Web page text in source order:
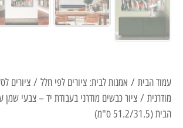
עמוד הבית / אמנות לבית: ציורים לפי חלל / ציורים
מודרנית / ציור כבשים מודרני בעבודת יד – צבעי שמן
הבית (51.2/31.5 ס"מ)